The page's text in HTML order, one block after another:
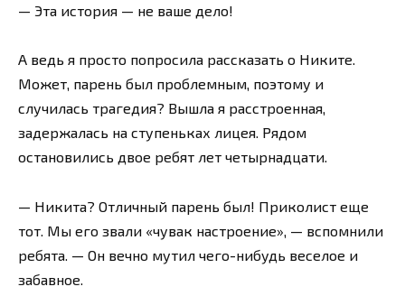
— Эта история — не ваше дело!
А ведь я просто попросила рассказать о Никите.
Может, парень был проблемным, поэтому и
случилась трагедия? Вышла я расстроенная,
задержалась на ступеньках лицея. Рядом
остановились двое ребят лет четырнадцати.
— Никита? Отличный парень был! Приколист еще
тот. Мы его звали «чувак настроение», — вспомнили
ребята. — Он вечно мутил чего-нибудь веселое и
забавное.